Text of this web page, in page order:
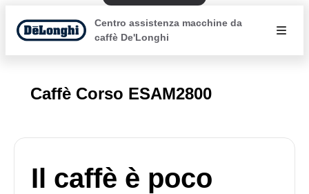
Centro assistenza macchine da
caffè De'Longhi
Caffè Corso ESAM2800
Il caffè è poco